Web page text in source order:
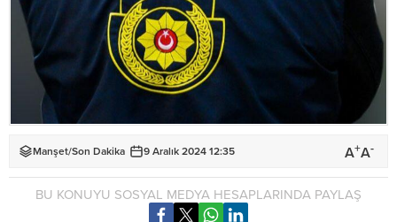
Manşet/Son Dakika 9 Aralık 2024 12:35 A+A-
BU KONUYU SOSYAL MEDYA HESAPLARINDA PAYLAŞ